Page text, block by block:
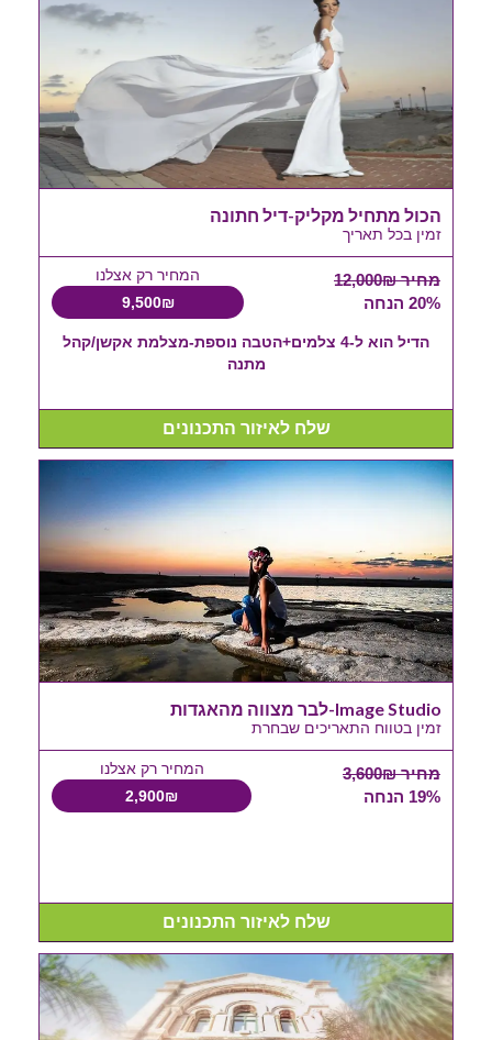
הכול מתחיל מקליק-דיל חתונה
זמין בכל תאריך
מחיר 12,000₪
20% הנחה
9,500₪
מתנה
שלח לאיזור התכנונים
Image Studio-לבר מצווה מהאגדות
זמין בטווח התאריכים שבחרת
מחיר 3,600₪
19% הנחה
המחיר רק אצלנו
2,900₪
שלח לאיזור התכנונים